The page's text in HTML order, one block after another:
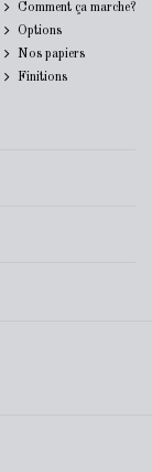
Comment ça marche?
Options
Nos papiers
Finitions